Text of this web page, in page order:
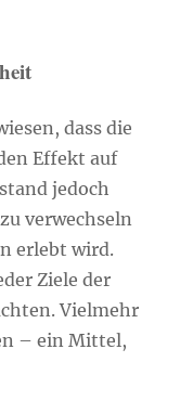
dass die
Effekt auf
jedoch
verwechseln
erlebt wird.
Ziele der
Vielmehr
– ein Mittel,